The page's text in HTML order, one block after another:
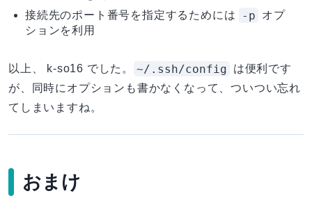
接続先のポート番号を指定するためには
-p
オプ
ションを利用
以上、 k-so16 でした。 ~/.ssh/config
は便利です
が、同時にオプションも書かなくなって、ついつい忘れ
てしまいますね。
おまけ